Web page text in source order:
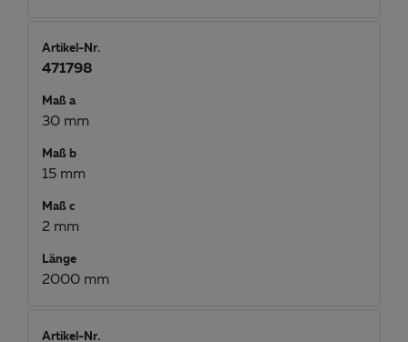
Artikel-Nr.
471798
Maß a
30 mm
Maß b
15 mm
Maß c
2 mm
Länge
2000 mm
Artikel-Nr.